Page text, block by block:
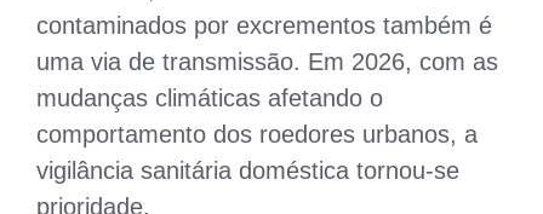
contaminados por excrementos também é
uma via de transmissão. Em 2026, com as
mudanças climáticas afetando o
comportamento dos roedores urbanos, a
vigilância sanitária doméstica tornou-se
prioridade.